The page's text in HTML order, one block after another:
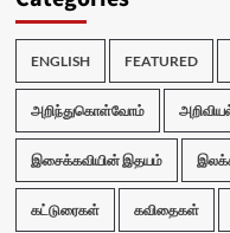
ENGLISH FEATURED
அறிந்துகொள்வோம்
இசைக்கவியின் இதயம்
கட்டுரைகள் கவிதைகள்